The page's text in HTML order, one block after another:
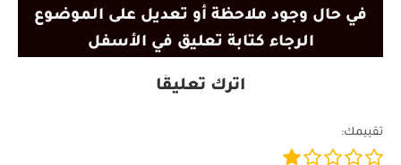
في حال وجود ملاحظة أو تعديل على الموضوع
الرجاء كتابة تعليق في الأسفل
اترك تعليقًا
تقييمك: